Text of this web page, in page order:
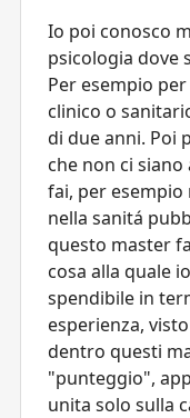
Io poi conosco
psicologia dove
Per esempio
clinico o
di due anni. Poi
che non ci
fai, per
nella sanitá
questo master
cosa alla quale
spendibile in
esperienza,
dentro questi
"punteggio",
unita solo sulla